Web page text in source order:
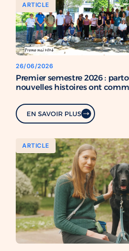
ARTICLE
26/06/2026
Premier semestre 2026 :
nouvelles histoires ont
EN SAVOIR PLUS
ARTICLE